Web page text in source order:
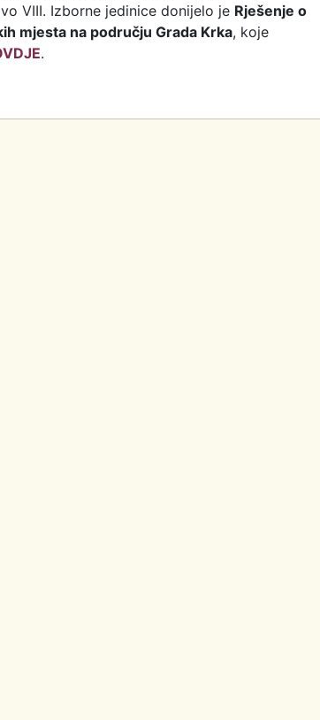
VIII. Izborne jedinice donijelo je Rješenje o
mjesta na području Grada Krka, koje
.